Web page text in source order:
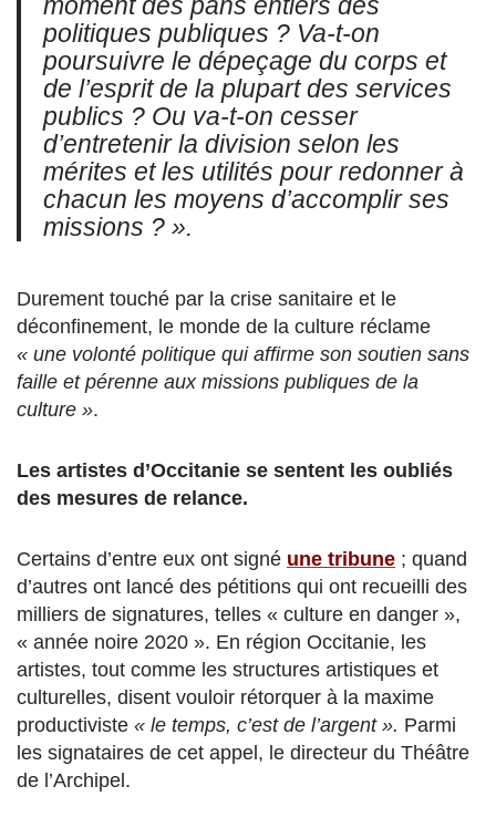
moment des pans entiers des
politiques publiques ? Va-t-on
poursuivre le dépeçage du corps et
de l’esprit de la plupart des services
publics ? Ou va-t-on cesser
d’entretenir la division selon les
mérites et les utilités pour redonner à
chacun les moyens d’accomplir ses
missions ? ».
Durement touché par la crise sanitaire et le
déconfinement, le monde de la culture réclame
« une volonté politique qui affirme son soutien sans
faille et pérenne aux missions publiques de la
culture ».
Les artistes d’Occitanie se sentent les oubliés
des mesures de relance.
Certains d’entre eux ont signé une tribune ; quand
d’autres ont lancé des pétitions qui ont recueilli des
milliers de signatures, telles « culture en danger »,
« année noire 2020 ». En région Occitanie, les
artistes, tout comme les structures artistiques et
culturelles, disent vouloir rétorquer à la maxime
productiviste « le temps, c’est de l’argent ». Parmi
les signataires de cet appel, le directeur du Théâtre
de l’Archipel.